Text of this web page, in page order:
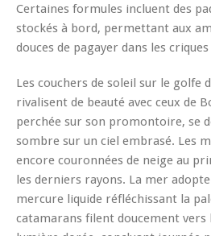
Certaines formules incluent des
stockés à bord, permettant aux
douces de pagayer dans les
Les couchers de soleil sur le golfe
rivalisent de beauté avec ceux de
perchée sur son promontoire, se
sombre sur un ciel embrasé. Les
encore couronnées de neige au
les derniers rayons. La mer
mercure liquide réfléchissant la
catamarans filent doucement